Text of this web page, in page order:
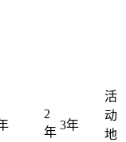
2
年
3年
活
动
地